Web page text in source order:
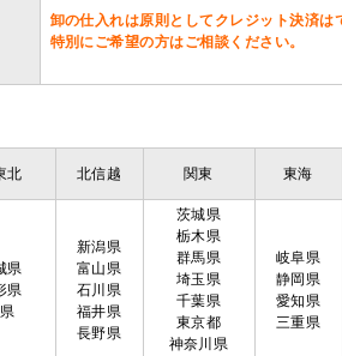
卸の仕入れは原則としてクレジット決済は
特別にご希望の方はご相談ください。
北 北信越 関東 東海
県
県
県
新潟県
富山県
石川県
福井県
長野県
茨城県
栃木県
群馬県
埼玉県
千葉県
東京都
神奈川県
岐阜県
静岡県
愛知県
三重県